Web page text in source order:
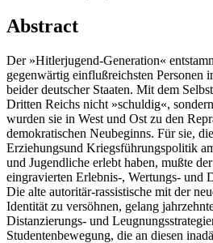
Abstract
Der »Hitlerjugend-Generation«
gegenwärtig einflußreichsten Personen
beider deutscher Staaten. Mit dem
Dritten Reichs nicht »schuldig«,
wurden sie in West und Ost zu den
demokratischen Neubeginns. Für sie,
Erziehungsund Kriegsführungspolitik
und Jugendliche erlebt haben, mußte
eingravierten Erlebnis-, Wertungs- und
Die alte autoritär-rassistische mit der
Identität zu versöhnen, gelang
Distanzierungs- und
Studentenbewegung, die an diesen